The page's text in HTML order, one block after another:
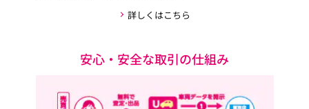
詳しくはこちら
安心・安全な取引の仕組み